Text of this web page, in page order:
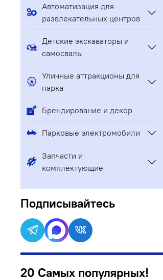
Автоматизация для
развлекательных центров
Детские экскаваторы и
самосвалы
Уличные аттракционы для
парка
Брендирование и декор
Парковые электромобили
Запчасти и
комплектующие
Подписывайтесь
20 Самых популярных!